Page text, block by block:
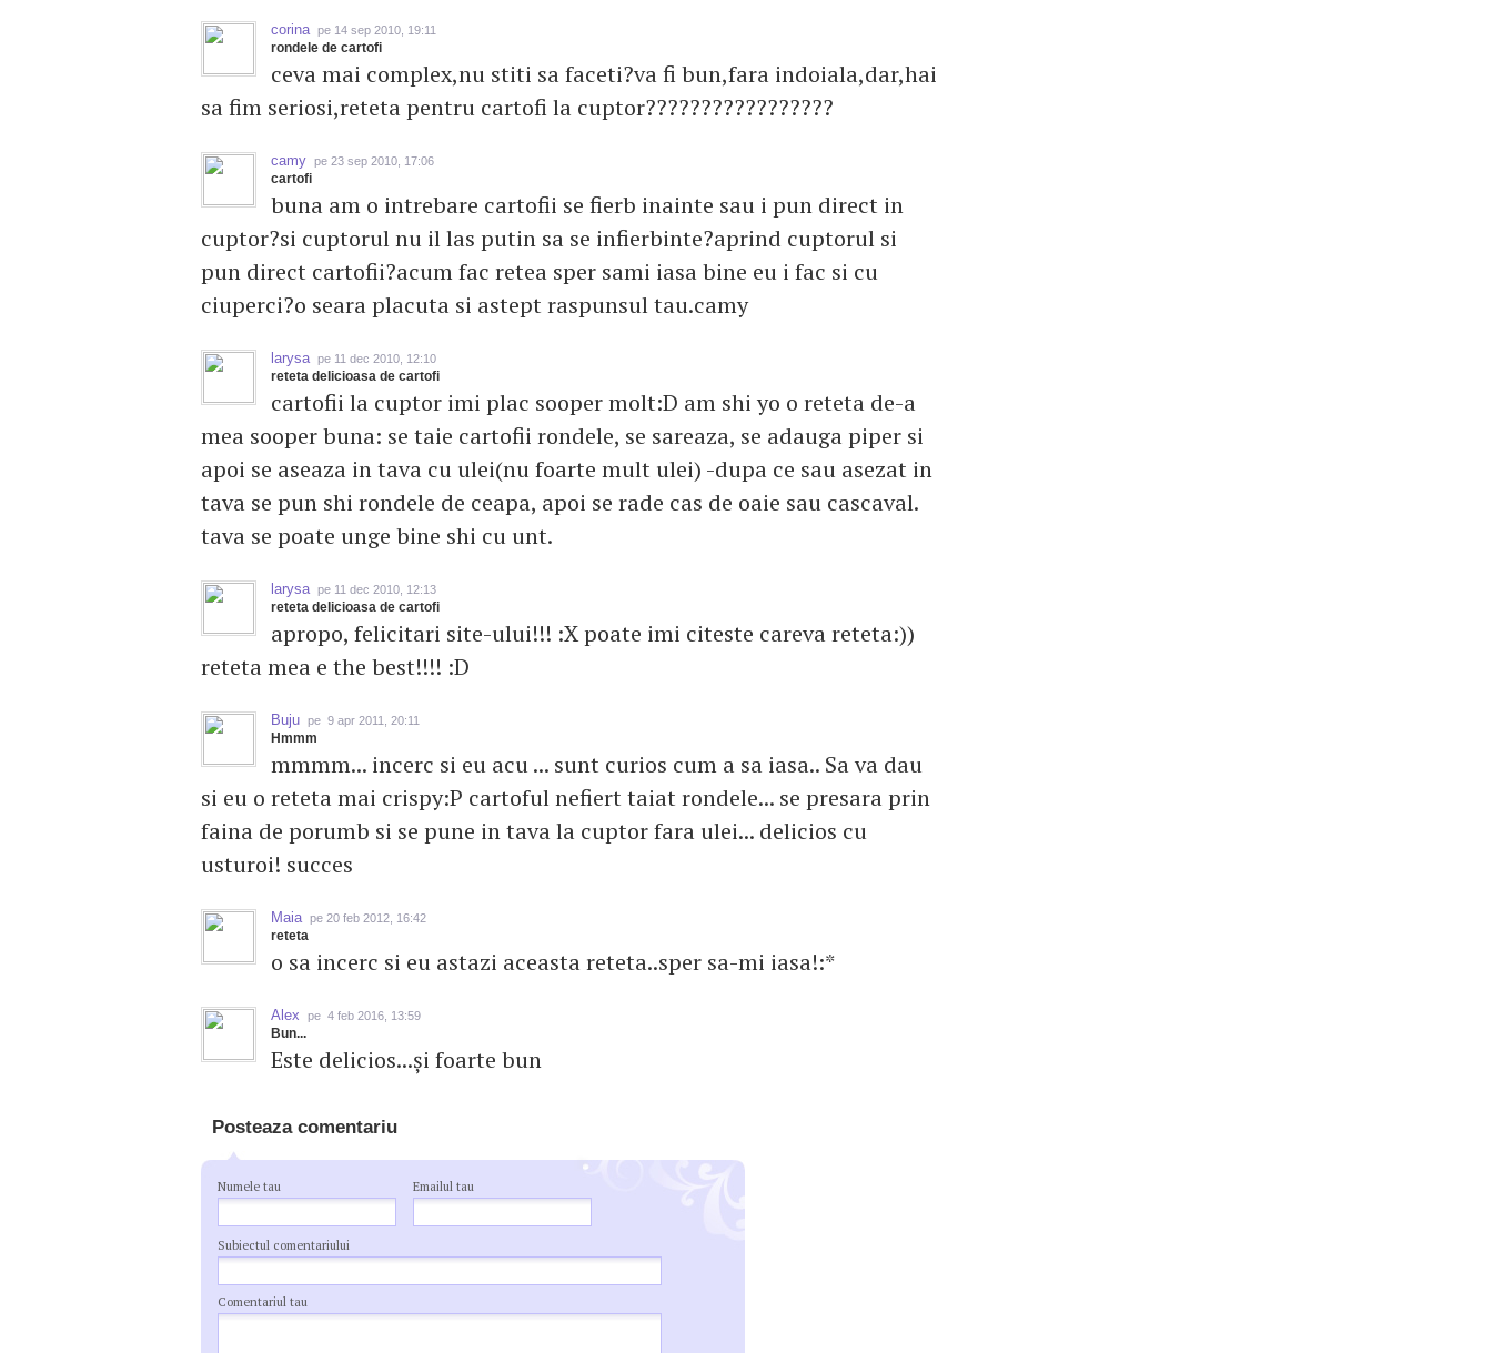
corina pe 14 sep 2010, 19:11
rondele de cartofi
ceva mai complex,nu stiti sa faceti?va fi bun,fara indoiala,dar,hai
sa fim seriosi,reteta pentru cartofi la cuptor?????????????????
camy pe 23 sep 2010, 17:06
cartofi
buna am o intrebare cartofii se fierb inainte sau i pun direct in
cuptor?si cuptorul nu il las putin sa se infierbinte?aprind cuptorul si
pun direct cartofii?acum fac retea sper sami iasa bine eu i fac si cu
ciuperci?o seara placuta si astept raspunsul tau.camy
larysa pe 11 dec 2010, 12:10
reteta delicioasa de cartofi
cartofii la cuptor imi plac sooper molt:D am shi yo o reteta de-a
mea sooper buna: se taie cartofii rondele, se sareaza, se adauga piper si
apoi se aseaza in tava cu ulei(nu foarte mult ulei) -dupa ce sau asezat in
tava se pun shi rondele de ceapa, apoi se rade cas de oaie sau cascaval.
tava se poate unge bine shi cu unt.
larysa pe 11 dec 2010, 12:13
reteta delicioasa de cartofi
apropo, felicitari site-ului!!! :X poate imi citeste careva reteta:))
reteta mea e the best!!!! :D
Buju pe 9 apr 2011, 20:11
Hmmm
mmmm... incerc si eu acu ... sunt curios cum a sa iasa.. Sa va dau
si eu o reteta mai crispy:P cartoful nefiert taiat rondele... se presara prin
faina de porumb si se pune in tava la cuptor fara ulei... delicios cu
usturoi! succes
Maia pe 20 feb 2012, 16:42
reteta
o sa incerc si eu astazi aceasta reteta..sper sa-mi iasa!:*
Alex pe 4 feb 2016, 13:59
Bun...
Este delicios...și foarte bun
Posteaza comentariu
Numele tau Emailul tau
Subiectul comentariului
Comentariul tau